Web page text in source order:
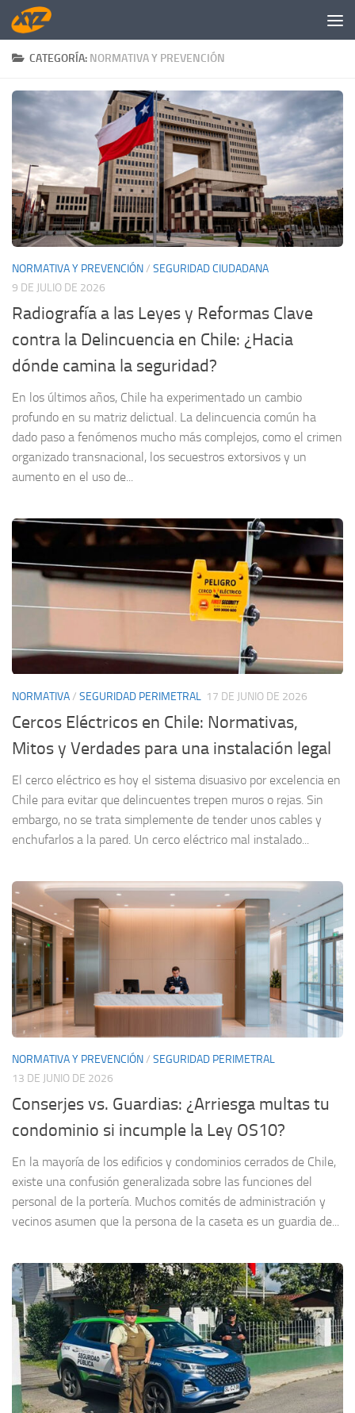
Saltar al contenido
CATEGORÍA: NORMATIVA Y PREVENCIÓN
NORMATIVA Y PREVENCIÓN/ SEGURIDAD CIUDADANA
9 DE JULIO DE 2026
Radiografía a las Leyes y Reformas Clave
contra la Delincuencia en Chile: ¿Hacia
dónde camina la seguridad?
En los últimos años, Chile ha experimentado un cambio
profundo en su matriz delictual. La delincuencia común ha
dado paso a fenómenos mucho más complejos, como el crimen
organizado transnacional, los secuestros extorsivos y un
aumento en el uso de...
NORMATIVA/ SEGURIDAD PERIMETRAL 17 DE JUNIO DE 2026
Cercos Eléctricos en Chile: Normativas,
Mitos y Verdades para una instalación legal
El cerco eléctrico es hoy el sistema disuasivo por excelencia en
Chile para evitar que delincuentes trepen muros o rejas. Sin
embargo, no se trata simplemente de tender unos cables y
enchufarlos a la pared. Un cerco eléctrico mal instalado...
NORMATIVA Y PREVENCIÓN/ SEGURIDAD PERIMETRAL
13 DE JUNIO DE 2026
Conserjes vs. Guardias: ¿Arriesga multas tu
condominio si incumple la Ley OS10?
En la mayoría de los edificios y condominios cerrados de Chile,
existe una confusión generalizada sobre las funciones del
personal de la portería. Muchos comités de administración y
vecinos asumen que la persona de la caseta es un guardia de...